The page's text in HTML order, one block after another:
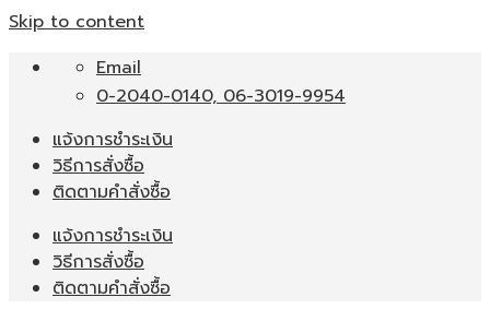
Skip to content
Email
0-2040-0140, 06-3019-9954
แจ้งการชำระเงิน
วิธีการสั่งซื้อ
ติดตามคำสั่งซื้อ
แจ้งการชำระเงิน
วิธีการสั่งซื้อ
ติดตามคำสั่งซื้อ